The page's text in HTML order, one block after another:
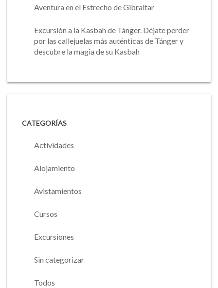
Aventura en el Estrecho de Gibraltar
Excursión a la Kasbah de Tánger. Déjate perder
por las callejuelas más auténticas de Tánger y
descubre la magia de su Kasbah
CATEGORÍAS
Actividades
Alojamiento
Avistamientos
Cursos
Excursiones
Sin categorizar
Todos